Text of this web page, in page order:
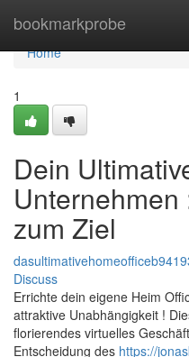
bookmarkprobe
Home
Home
1
Dein
zum Ziel
Discuss
Errichte dein eigene Heim
attraktive Unabhängigkeit !
florierendes virtuelles
Entscheidung des https://